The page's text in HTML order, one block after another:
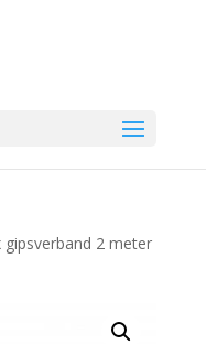
2 meter